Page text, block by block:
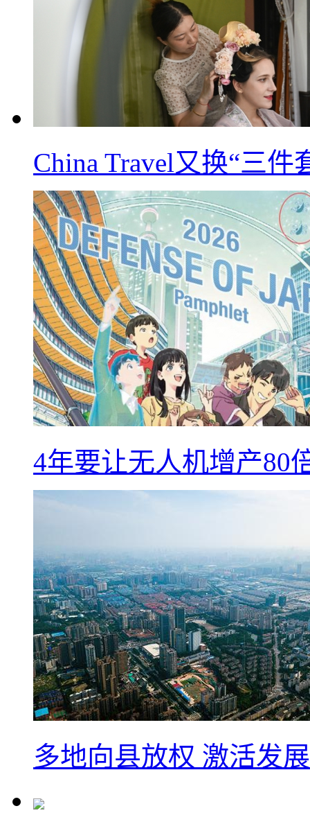
China Travel又换“三
4年要让无人机增产80
多地向县放权 激活发